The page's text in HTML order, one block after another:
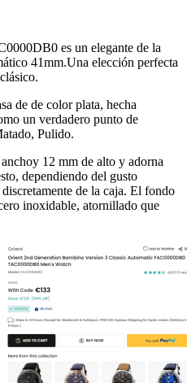
es un elegante de la
41mm.Una elección perfecta
de de color plata, hecha
un verdadero punto de
Pulido.
12 mm de alto y adorna
dependiendo del gusto
de la caja. El fondo
inoxidable, atornillado que